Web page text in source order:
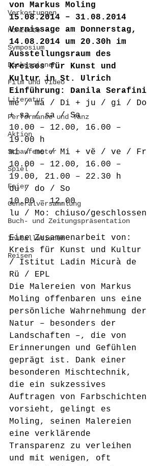
Verkostungen
Konzerte
Symposium
Diskussionen
Film und Video
Literatur
Performance und Tanz
Aktion
Schaufenster
Spiel
Feier
Generalversammlung
Buch- und Zeitungspräsentation
Installationen
Reisen
von Markus Moling
15.08.2014 – 31.08.2014
Vernissage am Donnerstag,
14.08.2014 um 20.30h im
Ausstellungsraum des
Kreises für Kunst und
Kultur in St. Ulrich
Einführung: Danila Serafini
me / ma / Di + ju / gi / Do
+ sa / sa / Sa
10.00 – 12.00, 16.00 –
19.00 h
mi / me / Mi + vë / ve / Fr
10.00 – 12.00, 16.00 –
19.00, 21.00 – 22.30 h
du / do / So
10.00 – 12.00
lu / Mo: chiuso/geschlossen
Eine Zusammenarbeit von:
Kreis für Kunst und Kultur
/ Istitut Ladin Micurà de
Rü / EPL
Die Malereien von Markus
Moling offenbaren uns eine
persönliche Wahrnehmung der
Natur – besonders der
Landschaften –, die von
Erinnerungen und Gefühlen
geprägt ist. Dank einer
besonderen Mischtechnik,
die ein sukzessives
Auftragen von Farbschichten
vorsieht, gelingt es
Moling, seinen Malereien
eine verklärende
Transparenz zu verleihen
und mit wenigen, oft